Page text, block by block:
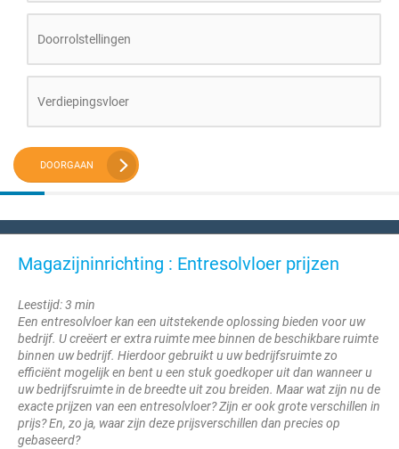
Doorrolstellingen
Verdiepingsvloer
DOORGAAN
Magazijninrichting : Entresolvloer prijzen
Leestijd: 3 min
Een entresolvloer kan een uitstekende oplossing bieden voor uw
bedrijf. U creëert er extra ruimte mee binnen de beschikbare ruimte
binnen uw bedrijf. Hierdoor gebruikt u uw bedrijfsruimte zo
efficiënt mogelijk en bent u een stuk goedkoper uit dan wanneer u
uw bedrijfsruimte in de breedte uit zou breiden. Maar wat zijn nu de
exacte prijzen van een entresolvloer? Zijn er ook grote verschillen in
prijs? En, zo ja, waar zijn deze prijsverschillen dan precies op
gebaseerd?